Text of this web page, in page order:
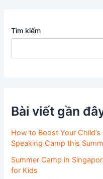
Tìm kiếm
Bài viết gần
How to Boost Your
Speaking Camp this
Summer Camp in
for Kids